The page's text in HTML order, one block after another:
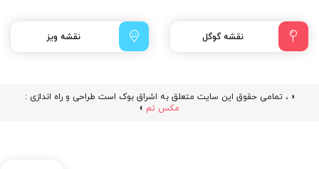
نقشه گوگل نقشه ویز
« ، تمامی حقوق این سایت متعلق به اشراق بوک است طراحی و راه اندازی :
مکس تم »